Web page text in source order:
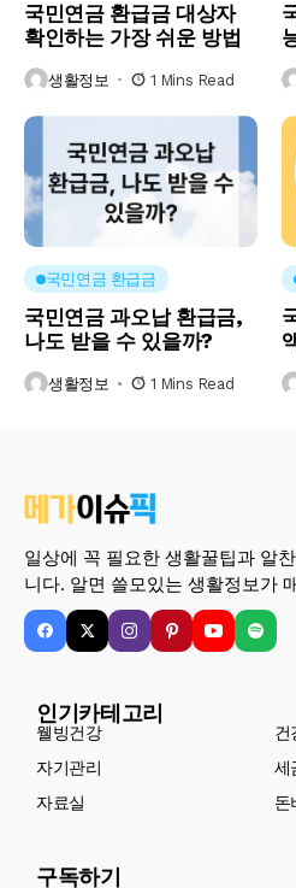
국민연금 환급금 대상자
확인하는 가장 쉬운 방법
생활정보 1 Mins Read
국민연금 환급금
국민연금 과오납 환급금,
나도 받을 수 있을까?
생활정보 1 Mins Read
일상에 꼭 필요한 생활꿀팁과 알
니다. 알면 쓸모있는 생활정보가
인기카테고리
웰빙건강
건
자기관리
세
자료실
돈
구독하기